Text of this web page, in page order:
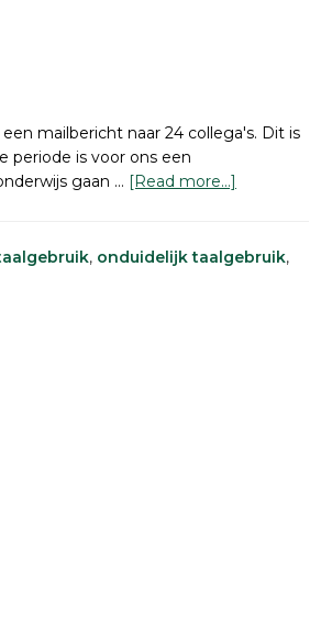
mailbericht naar 24 collega's. Dit is
periode is voor ons een
gaan … [Read more...]
200
, onduidelijk taalgebruik,